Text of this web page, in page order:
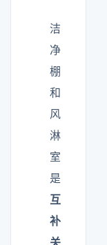
洁
净
棚
和
风
淋
室
是
互
补
关